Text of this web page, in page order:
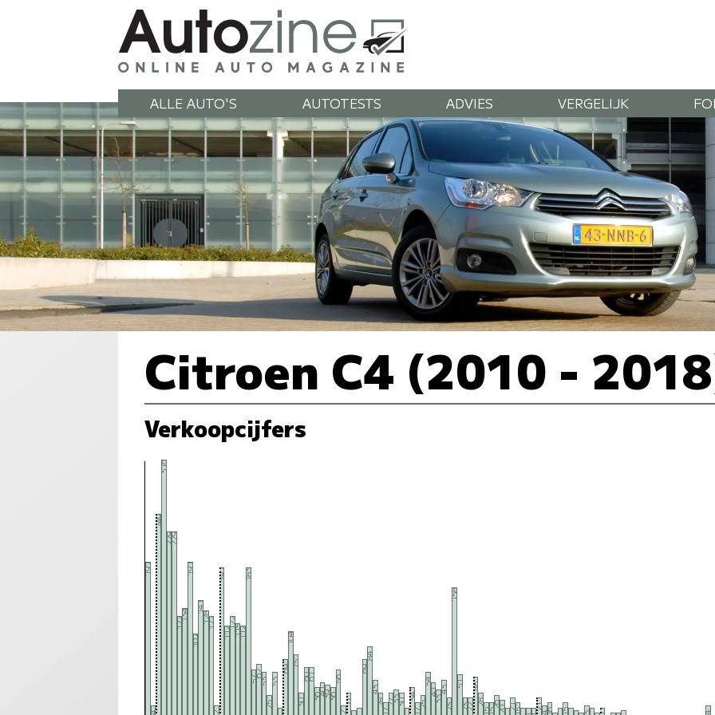
ALLE AUTO'S AUTOTESTS ADVIES VERGELIJK
Citroen C4 (2010 -
Verkoopcijfers
191
249
316
229
229
122
134
191
102
141
128
122
182
112
122
115
112
183
57
62
53
25
53
69
104
75
30
60
61
36
4039
36
56
27
69
84
43
28
17
2733
30
34
17
25
54
41
33
43
23
158
51
23
22
46
28
15
15
26
2021
15
21
16 15